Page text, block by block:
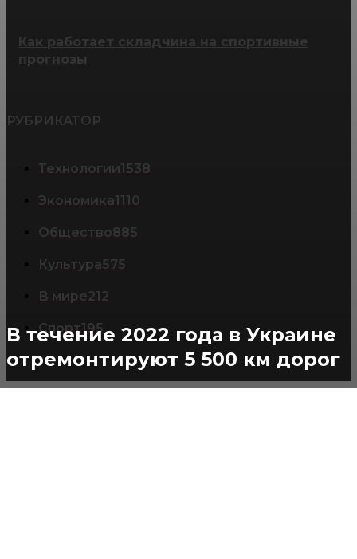
В течение 2022 года в Украине
отремонтируют 5 500 км дорог
Как работает складчина на спортивные
прогнозы
РУБРИКАТОР
Технологии1538
Экономика1110
Общество885
Культура575
В мире212
Спорт195